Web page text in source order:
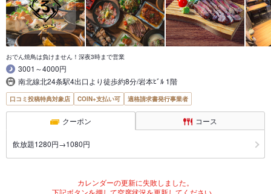
おでん焼鳥は負けません！深夜3時まで営業
3001～4000円
南北線北24条駅4出口より徒歩約8分/岩本ﾋﾞﾙ 1階
口コミ投稿特典対象店 COIN+支払い可 適格請求書発行事業者
クーポン コース
飲放題1280円→1080円
カレンダーの更新に失敗しました。